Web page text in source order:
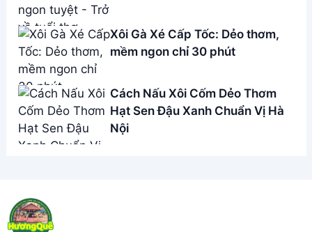
Xôi Gà Xé Cấp Tốc: Dẻo thơm,
mềm ngon chỉ 30 phút
Cách Nấu Xôi Cốm Dẻo Thơm
Hạt Sen Đậu Xanh Chuẩn Vị Hà
Nội